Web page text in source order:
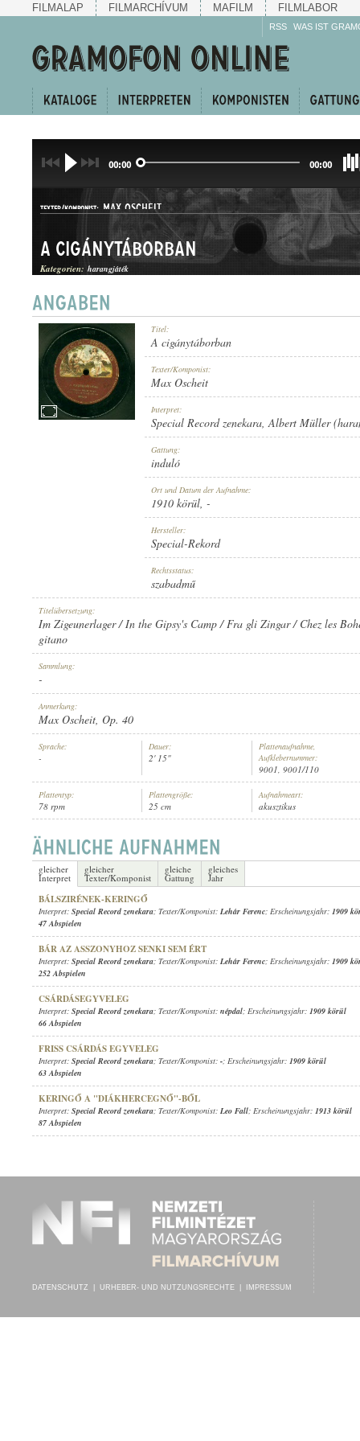
FILMALAP FILMARCHÍVUM MAFILM FILMLABOR
RSS WAS IST
00:00 00:00
INTERPRET: SPECIAL RECORD ZENEKARA ALBERT MÜLLER (HARANGJÁTÉK)
TEXTER/KOMPONIST: MAX OSCHEIT
GATTUNG: INDULÓ
1910 KÖRÜL
SPECIAL-REKORD
9001
A cigánytáborban
Kategorien: harangjáték
Titel:
A cigánytáborban
Texter/Komponist:
Max Oscheit
Interpret:
Special Record zenekara,Albert Müller
Gattung:
induló
Ort und Datum der Aufnahme:
1910 körül, -
Hersteller:
Special-Rekord
Rechtsstatus:
szabadmű
Titelübersetzung:
Im Zigeunerlager / In the Gipsy's Camp / Fra gli Zingar / Chez les
gitano
Sammlung:
-
Anmerkung:
Max Oscheit, Op. 40
Sprache:
-
Dauer:
2' 15"
Plattenaufnahme,
Aufklebernummer:
9001, 9001/110
Plattentyp:
78 rpm
Plattengröße:
25 cm
Aufnahmeart:
akusztikus
gleicher
Interpret
gleicher
Texter/Komponist
gleiche
Gattung
gleiches
Jahr
BÁLSZIRÉNEK-KERINGŐ
Interpret: Special Record zenekara; Texter/Komponist: Lehár Ferenc; Erscheinungsjahr: 1909
47 Abspielen
BÁR AZ ASSZONYHOZ SENKI SEM ÉRT
Interpret: Special Record zenekara; Texter/Komponist: Lehár Ferenc; Erscheinungsjahr: 1909
252 Abspielen
CSÁRDÁSEGYVELEG
Interpret: Special Record zenekara; Texter/Komponist: népdal; Erscheinungsjahr: 1909 körül
66 Abspielen
FRISS CSÁRDÁS EGYVELEG
Interpret: Special Record zenekara; Texter/Komponist: -; Erscheinungsjahr: 1909 körül
63 Abspielen
KERINGŐ A "DIÁKHERCEGNŐ"-BŐL
Interpret: Special Record zenekara; Texter/Komponist: Leo Fall; Erscheinungsjahr: 1913 körül
87 Abspielen
DATENSCHUTZ URHEBER- UND NUTZUNGSRECHTE IMPRESSUM